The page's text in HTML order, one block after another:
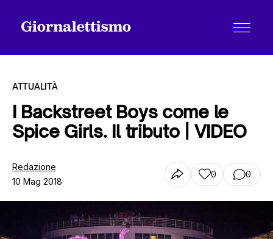
Tutti gli articoli
Chi siamo
Contatti
ATTUALITÀ
I Backstreet Boys come le
Spice Girls. Il tributo | VIDEO
Redazione
10 Mag 2018
0 0